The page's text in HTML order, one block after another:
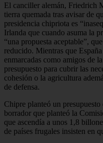
El canciller alemán, Friedrich
tierra quemada tras avisar de
presidencia chipriota es
Irlanda que cuando asuma la
“una propuesta aceptable”,
reducido. Mientras que
enmarcadas como amigos de
presupuesto para cubrir las
cohesión o la agricultura
de defensa.
Chipre planteó un
borrador que planteó la
que ascendía a unos 1,8
de países frugales insisten en